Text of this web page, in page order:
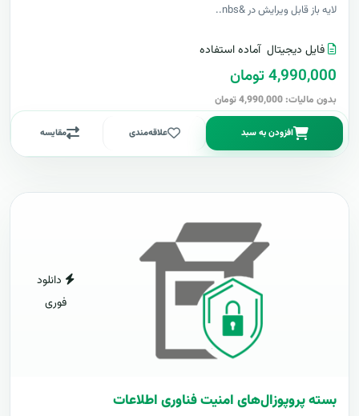
لایه باز قابل ویرایش در &nbs..
فایل دیجیتال آماده استفاده
4,990,000 تومان
بدون مالیات: 4,990,000 تومان
افزودن به سبد علاقه‌مندی مقایسه
دانلود
فوری
بسته پروپوزال‌های امنیت فناوری اطلاعات